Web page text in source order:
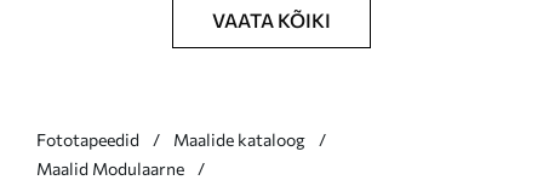
VAATA KÕIKI
Fototapeedid
Maalide kataloog
Maalid Modulaarne